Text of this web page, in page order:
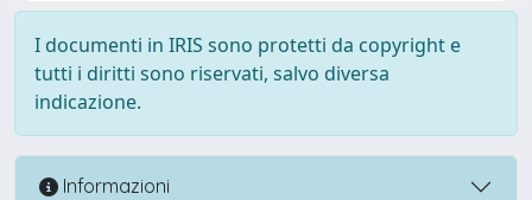
I documenti in IRIS sono protetti da copyright e
tutti i diritti sono riservati, salvo diversa
indicazione.
Informazioni